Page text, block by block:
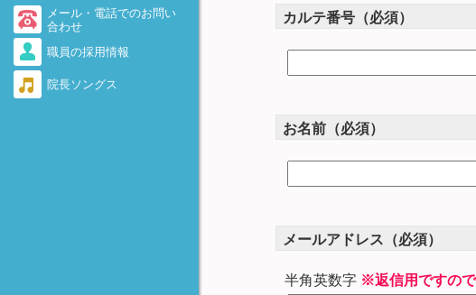
体制充実加算に関して
当院で実施している先進医療
について
当院における療養規則
勃起障害（ED）
感染症（男性）
脊髄損傷
AID（非配偶者間人工授精）
卵子提供
遺伝カウンセリング外来のご
案内
メール・電話でのお問い
合わせ
職員の採用情報
院長ソングス
カルテ番号（必須）
お名前（必須）
メールアドレス（必須）
半角英数字 ※返信用ですので